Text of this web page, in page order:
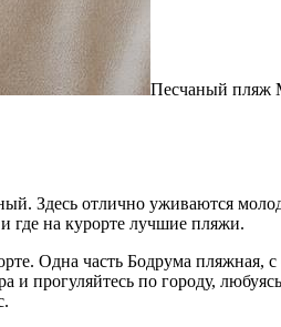
Песчаный пляж
Здесь отлично уживаются
где на курорте лучшие пляжи.
Одна часть Бодрума пляжная,
и прогуляйтесь по городу,